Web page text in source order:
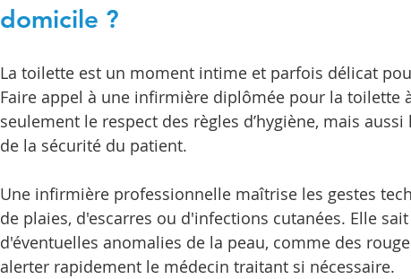
domicile ?
La toilette est un moment intime et parfois délicat
Faire appel à une infirmière diplômée pour la toilette
seulement le respect des règles d’hygiène, mais
de la sécurité du patient.
Une infirmière professionnelle maîtrise les gestes
de plaies, d'escarres ou d'infections cutanées. Elle
d'éventuelles anomalies de la peau, comme des
alerter rapidement le médecin traitant si nécessaire.